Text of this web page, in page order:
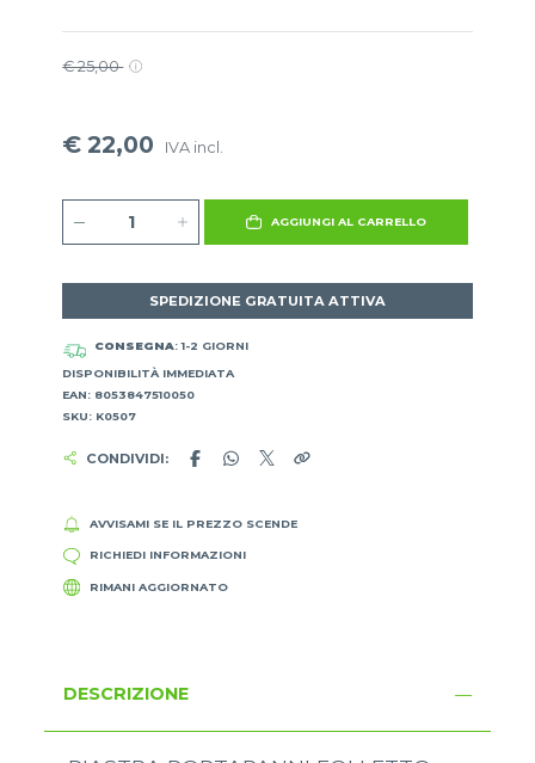
€ 25,00
€ 22,00 IVA incl.
AGGIUNGI AL CARRELLO
SPEDIZIONE GRATUITA ATTIVA
CONSEGNA: 1-2 GIORNI
DISPONIBILITÀ IMMEDIATA
EAN: 8053847510050
SKU: K0507
CONDIVIDI:
AVVISAMI SE IL PREZZO SCENDE
RICHIEDI INFORMAZIONI
RIMANI AGGIORNATO
DESCRIZIONE